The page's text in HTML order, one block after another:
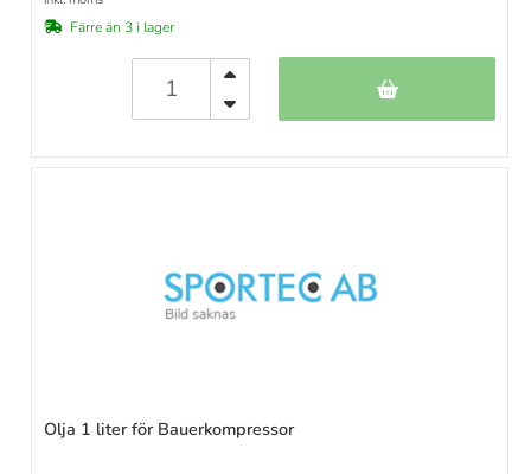
Färre än 3 i lager
Olja 1 liter för Bauerkompressor